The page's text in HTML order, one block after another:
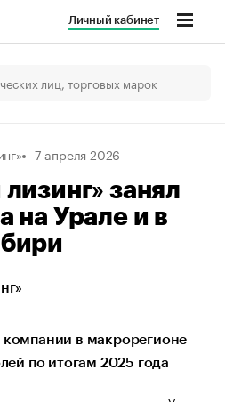
Личный кабинет
7 апреля 2026
занял
на Урале и в
в макрорегионе
по итогам 2025 года